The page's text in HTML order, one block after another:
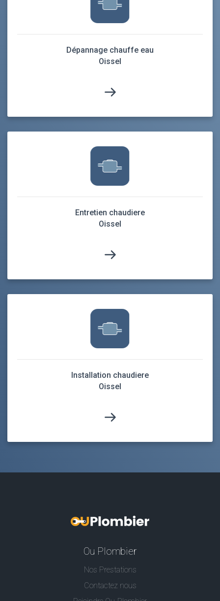
Dépannage chauffe eau
Oissel
Entretien chaudiere
Oissel
Installation chaudiere
Oissel
Ou Plombier
Nos Prestations
Contactez nous